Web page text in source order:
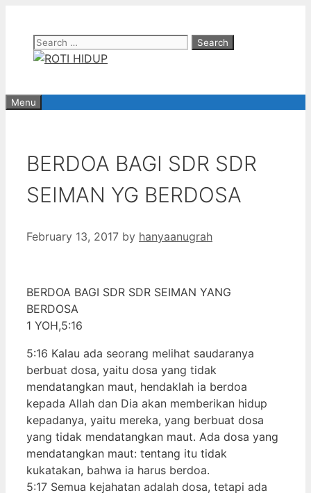
contentSearch
for:
Menu
BERDOA BAGI SDR SDR
SEIMAN YG BERDOSA
February 13, 2017 by hanyaanugrah
BERDOA BAGI SDR SDR SEIMAN YANG
BERDOSA
1 YOH,5:16
5:16 Kalau ada seorang melihat saudaranya
berbuat dosa, yaitu dosa yang tidak
mendatangkan maut, hendaklah ia berdoa
kepada Allah dan Dia akan memberikan hidup
kepadanya, yaitu mereka, yang berbuat dosa
yang tidak mendatangkan maut. Ada dosa yang
mendatangkan maut: tentang itu tidak
kukatakan, bahwa ia harus berdoa.
5:17 Semua kejahatan adalah dosa, tetapi ada